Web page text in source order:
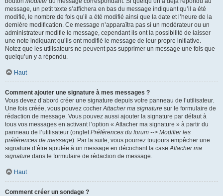
message, un petit texte s’affichera en bas du message indiquant qu’il a été
modifié, le nombre de fois qu’il a été modifié ainsi que la date et l’heure de la
dernière modification. Ce message n’apparaîtra pas si un modérateur ou un
administrateur modifie le message, cependant ils ont la possibilité de laisser
une note indiquant qu’ils ont modifié le message de leur propre initiative.
Notez que les utilisateurs ne peuvent pas supprimer un message une fois que
quelqu’un y a répondu.
Haut
Comment ajouter une signature à mes messages ?
Vous devez d’abord créer une signature depuis votre panneau de l’utilisateur.
Une fois créée, vous pouvez cocherAttacher ma signature sur le formulaire de
rédaction de message. Vous pouvez aussi ajouter la signature par défaut à
tous vos messages en activant l’option « Attacher ma signature » à partir du
panneau de l’utilisateur (ongletPréférences du forum --> Modifier les
préférences de message). Par la suite, vous pourrez toujours empêcher une
signature d’être ajoutée à un message en décochant la caseAttacher ma
signature dans le formulaire de rédaction de message.
Haut
Comment créer un sondage ?